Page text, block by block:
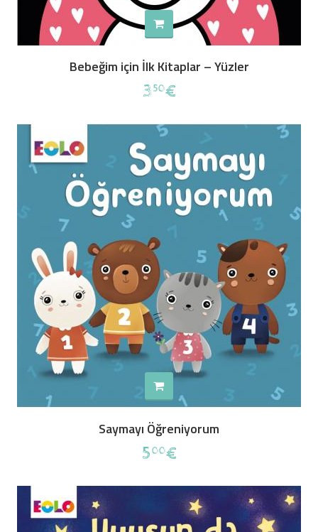
Bebeğim için İlk Kitaplar – Yüzler
350€
Saymayı Öğreniyorum
500€